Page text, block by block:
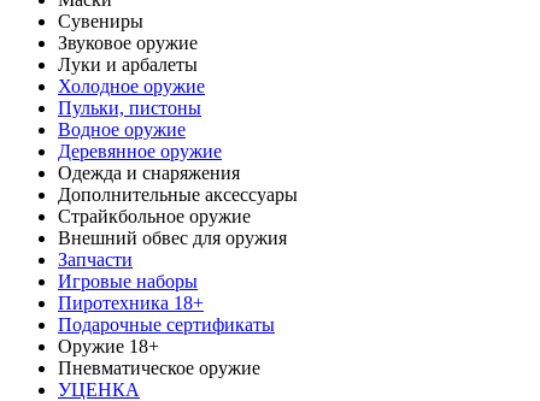
Сувениры
Звуковое оружие
Луки и арбалеты
Холодное оружие
Пульки, пистоны
Водное оружие
Деревянное оружие
Одежда и снаряжения
Дополнительные аксессуары
Страйкбольное оружие
Внешний обвес для оружия
Запчасти
Игровые наборы
Пиротехника 18+
Подарочные сертификаты
Оружие 18+
Пневматическое оружие
УЦЕНКА